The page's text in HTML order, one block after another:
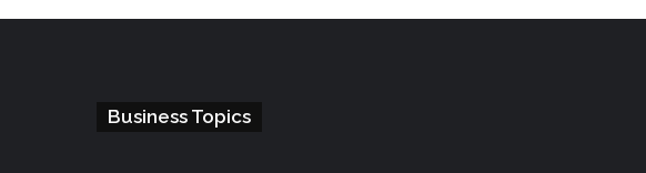
Business Topics